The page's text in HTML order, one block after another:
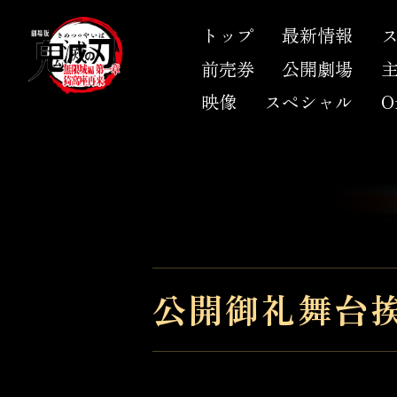
トップ 最新情報
前売券
公開劇場
映像
スペシャル
公開御礼舞台